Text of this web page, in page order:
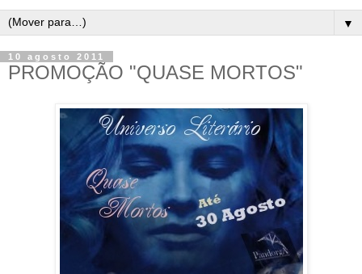
▼
10 agosto 2011
PROMOÇÃO "QUASE MORTOS"